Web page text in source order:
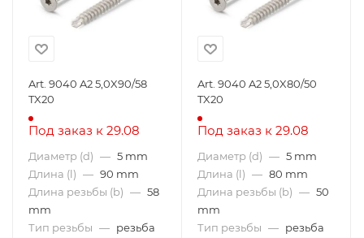
Art. 9040 A2 5,0X90/58
TX20
Под заказ к 29.08
Диаметр (d) — 5 mm
Длина (l) — 90 mm
Длина резьбы (b) — 58
mm
Тип резьбы — резьба
Art. 9040 A2 5,0X80/50
TX20
Под заказ к 29.08
Диаметр (d) — 5 mm
Длина (l) — 80 mm
Длина резьбы (b) — 50
mm
Тип резьбы — резьба